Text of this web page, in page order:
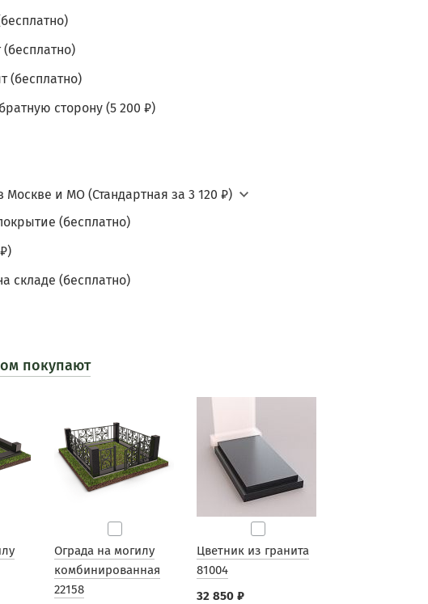
(бесплатно)
сторону (5 200 ₽)
Москве и МО (Стандартная за 3 120 ₽)
(бесплатно)
складе (бесплатно)
покупают
Ограда на могилу
комбинированная
22158
Цветник из гранита
81004
32 850 ₽